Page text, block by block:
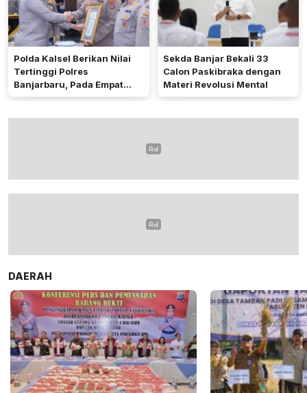
Polda Kalsel Berikan Nilai
Tertinggi Polres
Banjarbaru, Pada Empat
Bidang Utama
Sekda Banjar Bekali 33
Calon Paskibraka dengan
Materi Revolusi Mental
DAERAH